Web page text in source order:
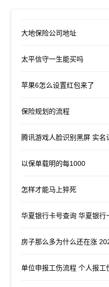
大地保险公司地址
太平信守一生能买吗
苹果6怎么设置红包来了
保险规划的流程
腾讯游戏人脸识别黑屏 实名
以保单载明的每1000
怎样才能马上猝死
华夏银行卡号查询 华夏银行
房子那么多为什么还在涨
单位申报工伤流程 个人报工